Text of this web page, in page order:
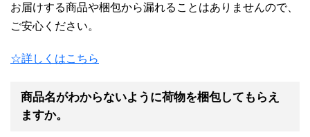
お届けする商品や梱包から漏れることはありませんので、
ご安心ください。
☆詳しくはこちら
商品名がわからないように荷物を梱包してもらえ
ますか。